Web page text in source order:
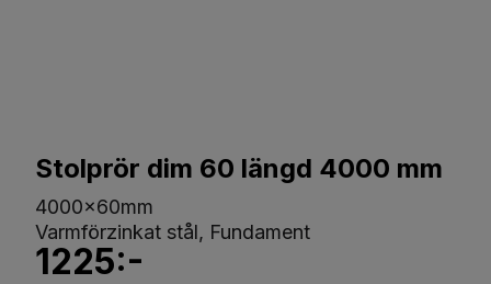
Stolprör dim 60 längd 4000 mm
4000x60mm
Varmförzinkat stål, Fundament
1225:-